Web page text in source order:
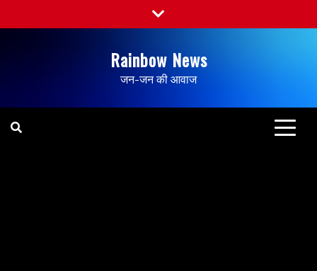
Rainbow News
जन-जन की आवाज